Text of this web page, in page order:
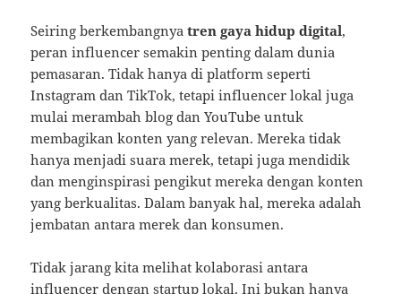
Seiring berkembangnyatren gaya hidup digital,
peran influencer semakin penting dalam dunia
pemasaran. Tidak hanya di platform seperti
Instagram dan TikTok, tetapi influencer lokal juga
mulai merambah blog dan YouTube untuk
membagikan konten yang relevan. Mereka tidak
hanya menjadi suara merek, tetapi juga mendidik
dan menginspirasi pengikut mereka dengan konten
yang berkualitas. Dalam banyak hal, mereka adalah
jembatan antara merek dan konsumen.
Tidak jarang kita melihat kolaborasi antara
influencer dengan startup lokal. Ini bukan hanya